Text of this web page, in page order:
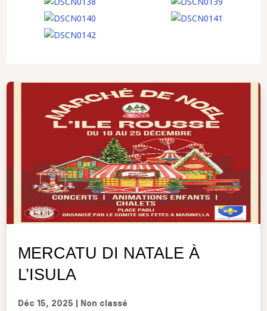
MERCATU DI NATALE À
L’ISULA
Déc 15, 2025 Non classé